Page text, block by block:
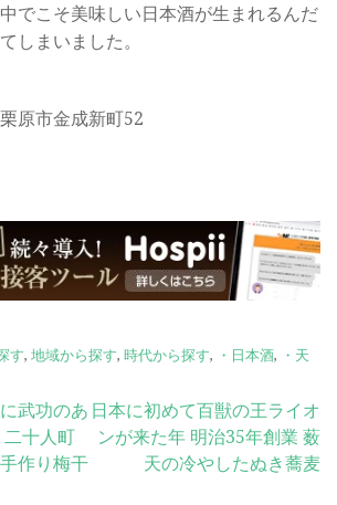
でこそ美味しい日本酒が生まれるんだ
しまいました。
原市金成新町52
す, 地域から探す, 時代から探す, ・日本酒, ・天
武功のあ
二十人町
作り梅干
日本に初めて百獣の王ライオ
ンが来た年 明治35年創業 薮
天の冷やしたぬき蕎麦